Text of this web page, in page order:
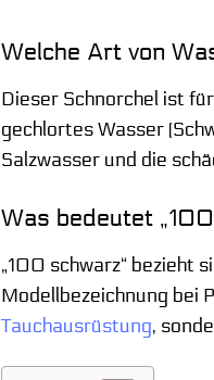
Welche Art von
Dieser Schnorchel ist
gechlortes Wasser
Salzwasser und die
Was bedeutet
„100 schwarz“ bezieht
Modellbezeichnung bei
Tauchausrüstung,